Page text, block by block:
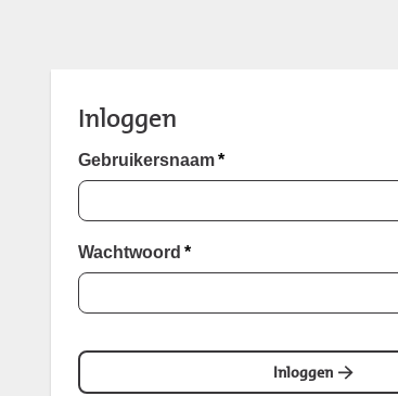
Inloggen
Gebruikersnaam *
Wachtwoord *
Inloggen